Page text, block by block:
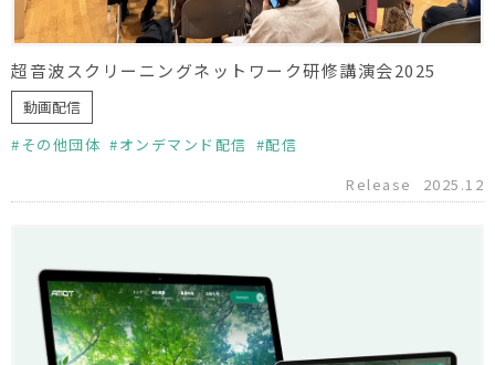
超音波スクリーニングネットワーク研修講演会2025
動画配信
その他団体
オンデマンド配信
配信
Release
2025.12